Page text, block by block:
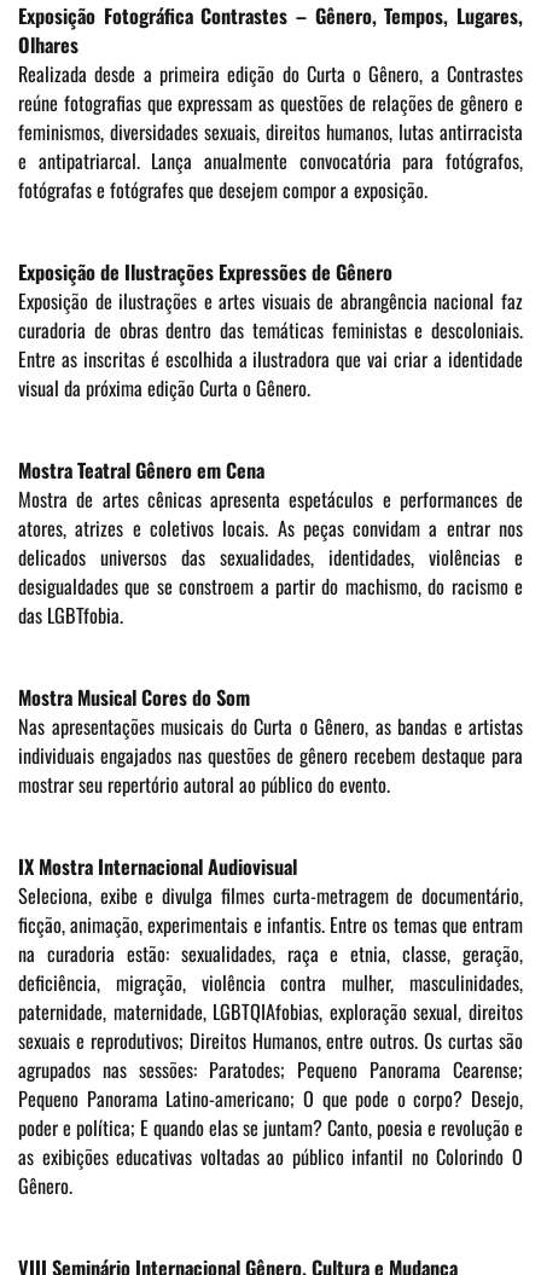
Exposição Fotográfica Contrastes – Gênero, Tempos, Lugares,
Olhares
Realizada desde a primeira edição do Curta o Gênero, a Contrastes
reúne fotografias que expressam as questões de relações de gênero e
feminismos, diversidades sexuais, direitos humanos, lutas antirracista
e antipatriarcal. Lança anualmente convocatória para fotógrafos,
fotógrafas e fotógrafes que desejem compor a exposição.
Exposição de Ilustrações Expressões de Gênero
Exposição de ilustrações e artes visuais de abrangência nacional faz
curadoria de obras dentro das temáticas feministas e descoloniais.
Entre as inscritas é escolhida a ilustradora que vai criar a identidade
visual da próxima edição Curta o Gênero.
Mostra Teatral Gênero em Cena
Mostra de artes cênicas apresenta espetáculos e performances de
atores, atrizes e coletivos locais. As peças convidam a entrar nos
delicados universos das sexualidades, identidades, violências e
desigualdades que se constroem a partir do machismo, do racismo e
das LGBTfobia.
Mostra Musical Cores do Som
Nas apresentações musicais do Curta o Gênero, as bandas e artistas
individuais engajados nas questões de gênero recebem destaque para
mostrar seu repertório autoral ao público do evento.
IX Mostra Internacional Audiovisual
Seleciona, exibe e divulga filmes curta-metragem de documentário,
ficção, animação, experimentais e infantis. Entre os temas que entram
na curadoria estão: sexualidades, raça e etnia, classe, geração,
deficiência, migração, violência contra mulher, masculinidades,
paternidade, maternidade, LGBTQIAfobias, exploração sexual, direitos
sexuais e reprodutivos; Direitos Humanos, entre outros. Os curtas são
agrupados nas sessões: Paratodes; Pequeno Panorama Cearense;
Pequeno Panorama Latino-americano; O que pode o corpo? Desejo,
poder e política; E quando elas se juntam? Canto, poesia e revolução e
as exibições educativas voltadas ao público infantil no Colorindo O
Gênero.
VIII Seminário Internacional Gênero, Cultura e Mudança